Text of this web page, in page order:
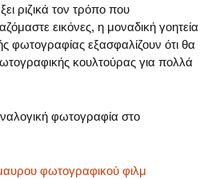
ριζικά τον τρόπο που
εικόνες, η μοναδική γοητεία
φωτογραφίας εξασφαλίζουν ότι θα
κουλτούρας για πολλά
φωτογραφία στο
φωτογραφικού φιλμ